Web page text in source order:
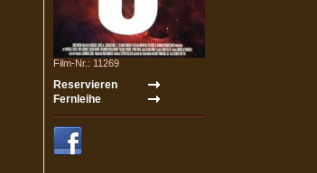
Film-Nr.: 11269